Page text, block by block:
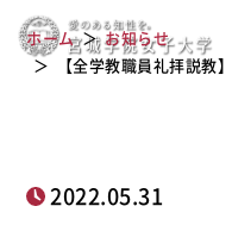
【全学教職員礼
神の自由
ホーム
お知らせ
【全学教職員礼拝説教
2022.05.31